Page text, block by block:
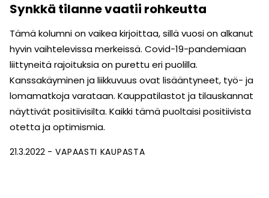
Synkkä tilanne vaatii rohkeutta
Tämä kolumni on vaikea kirjoittaa, sillä vuosi on alkanut
hyvin vaihtelevissa merkeissä. Covid-19-pandemiaan
liittyneitä rajoituksia on purettu eri puolilla.
Kanssakäyminen ja liikkuvuus ovat lisääntyneet, työ- ja
lomamatkoja varataan. Kauppatilastot ja tilauskannat
näyttivät positiivisilta. Kaikki tämä puoltaisi positiivista
otetta ja optimismia.
21.3.2022 VAPAASTI KAUPASTA